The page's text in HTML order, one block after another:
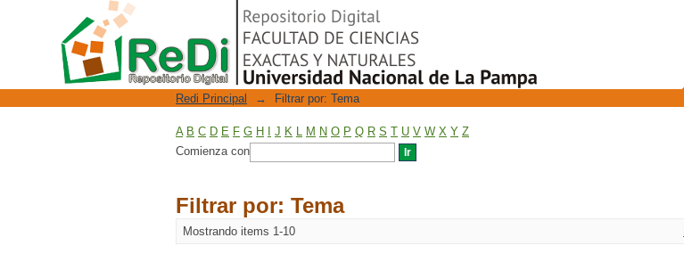
Filtrar por: Tema
Repositorio Digital
Redi Principal → Filtrar por: Tema
A B C D E F G H J K L M N O P Q R S T U V W X Y Z
Comienza con
Filtrar por: Tema
Mostrando items 1-10